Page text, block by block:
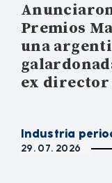
Premios
una
ex director
Industria
29. 07. 2026